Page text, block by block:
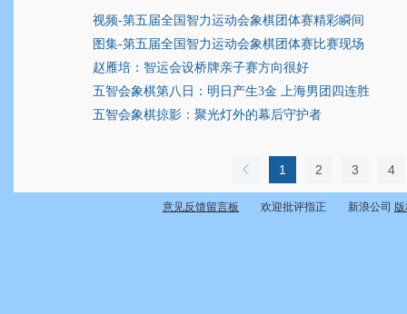
视频-第五届全国智力运动会象棋团体赛精彩瞬间
图集-第五届全国智力运动会象棋团体赛比赛现场
赵雁培：智运会设桥牌亲子赛方向很好
五智会象棋第八日：明日产生3金 上海男团四连胜
五智会象棋掠影：聚光灯外的幕后守护者
1 2 3 4
意见反馈留言板 欢迎批评指正 新浪公司